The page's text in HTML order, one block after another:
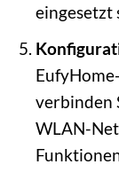
eingesetzt
verbinden
WLAN-